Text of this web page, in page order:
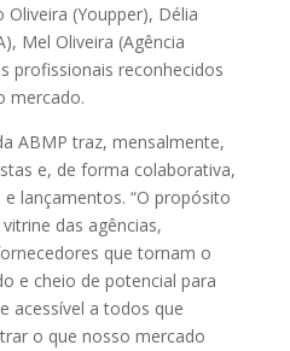
(Youpper), Délia
Mel Oliveira (Agência
profissionais reconhecidos
mercado.
ABMP traz, mensalmente,
e, de forma colaborativa,
lançamentos. “O propósito
das agências,
que tornam o
e cheio de potencial para
acessível a todos que
o que nosso mercado